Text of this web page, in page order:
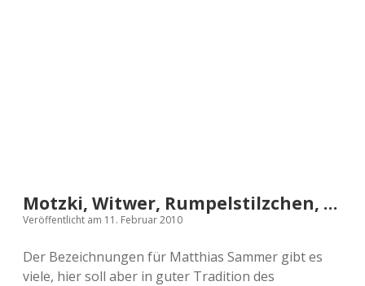
Motzki, Witwer, Rumpelstilzchen, …
Veröffentlicht am 11. Februar 2010
Der Bezeichnungen für Matthias Sammer gibt es
viele, hier soll aber in guter Tradition des